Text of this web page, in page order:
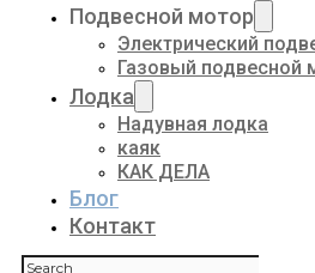
Подвесной мотор
Электрический
Газовый подвесной
Лодка
Надувная лодка
каяк
КАК ДЕЛА
Блог
Контакт
Поиск